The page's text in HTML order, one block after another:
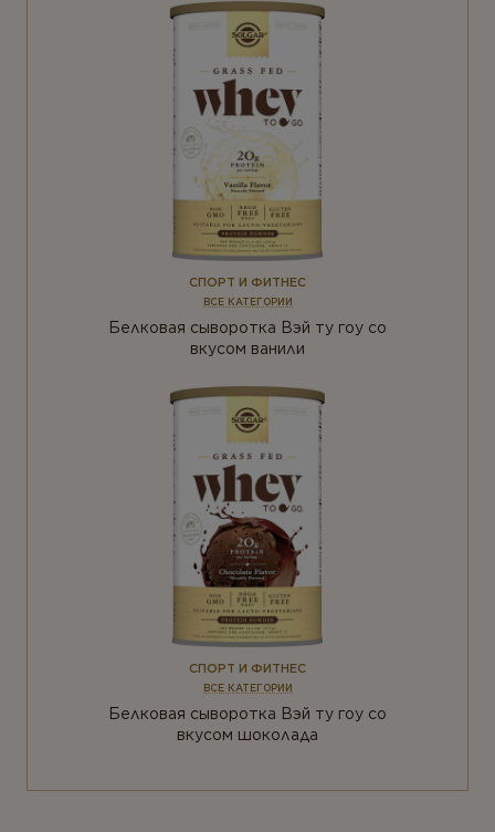
СПОРТ И ФИТНЕС
ВСЕ КАТЕГОРИИ
Белковая сыворотка Вэй ту гоу со
вкусом ванили
СПОРТ И ФИТНЕС
ВСЕ КАТЕГОРИИ
Белковая сыворотка Вэй ту гоу со
вкусом шоколада